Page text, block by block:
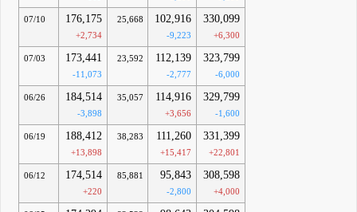
07/10 176,175
+2,734
25,668 102,916
-9,223
330,099
+6,300
07/03 173,441
-11,073
23,592 112,139
-2,777
323,799
-6,000
06/26 184,514
-3,898
35,057 114,916
+3,656
329,799
-1,600
06/19 188,412
+13,898
38,283 111,260
+15,417
331,399
+22,801
06/12 174,514
+220
85,881 95,843
-2,800
308,598
+4,000